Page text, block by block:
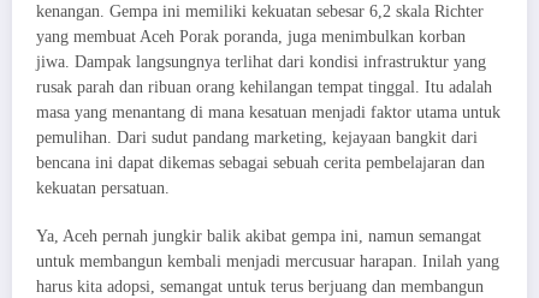
kenangan. Gempa ini memiliki kekuatan sebesar 6,2 skala Richter
yang membuat Aceh Porak poranda, juga menimbulkan korban
jiwa. Dampak langsungnya terlihat dari kondisi infrastruktur yang
rusak parah dan ribuan orang kehilangan tempat tinggal. Itu adalah
masa yang menantang di mana kesatuan menjadi faktor utama untuk
pemulihan. Dari sudut pandang marketing, kejayaan bangkit dari
bencana ini dapat dikemas sebagai sebuah cerita pembelajaran dan
kekuatan persatuan.
Ya, Aceh pernah jungkir balik akibat gempa ini, namun semangat
untuk membangun kembali menjadi mercusuar harapan. Inilah yang
harus kita adopsi, semangat untuk terus berjuang dan membangun